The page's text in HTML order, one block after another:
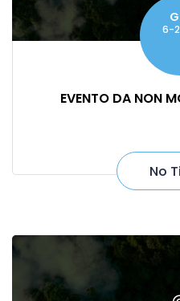
6-
EVENTO DA NON
No